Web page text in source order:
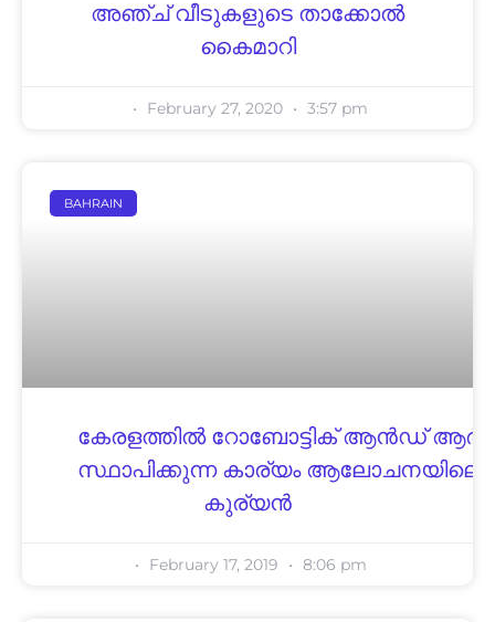
അഞ്ച് വീടുകളുടെ താക്കോൽ
കൈമാറി
February 27, 2020 3:57 pm
BAHRAIN
കേരളത്തിൽ റോബോട്ടിക് ആൻഡ്
സ്ഥാപിക്കുന്ന കാര്യം
കുര്യൻ
February 17, 2019 8:06 pm